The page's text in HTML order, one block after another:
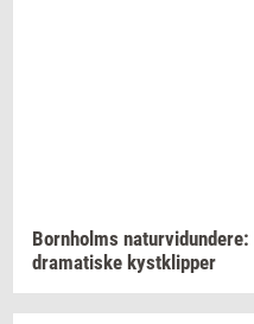
Born­holms na­tur­vi­dun­de­re:
dra­ma­ti­ske kyst­klip­per